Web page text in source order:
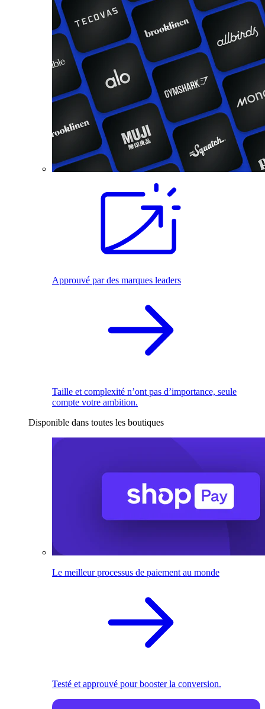
Approuvé par des marques leaders
Taille et complexité n’ont pas d’importance, seule
compte votre ambition.
Disponible dans toutes les boutiques
Le meilleur processus de paiement au monde
Testé et approuvé pour booster la conversion.